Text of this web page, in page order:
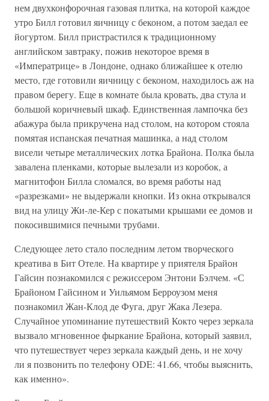
нем двухконфорочная газовая плитка, на которой каждое
утро Билл готовил яичницу с беконом, а потом заедал ее
йогуртом. Билл пристрастился к традиционному
английском завтраку, пожив некоторое время в
«Императрице» в Лондоне, однако ближайшее к отелю
место, где готовили яичницу с беконом, находилось аж на
правом берегу. Еще в комнате была кровать, два стула и
большой коричневый шкаф. Единственная лампочка без
абажура была прикручена над столом, на котором стояла
помятая испанская печатная машинка, а над столом
висели четыре металлических лотка Брайона. Полка была
завалена пленками, которые вылезали из коробок, а
магнитофон Билла сломался, во время работы над
«разрезками» не выдержали кнопки. Из окна открывался
вид на улицу Жи-ле-Кер с покатыми крышами ее домов и
покосившимися печными трубами.
Следующее лето стало последним летом творческого
креатива в Бит Отеле. На квартире у приятеля Брайон
Гайсин познакомился с режиссером Энтони Бэлчем. «С
Брайоном Гайсином и Уильямом Берроузом меня
познакомил Жан-Клод де Фуга, друг Жака Лезера.
Случайное упоминание путешествий Кокто через зеркала
вызвало мгновенное фыркание Брайона, который заявил,
что путешествует через зеркала каждый день, и не хочу
ли я позвонить по телефону ODE: 41.66, чтобы выяснить,
как именно».